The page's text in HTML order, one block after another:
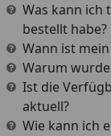
Was kann ich
bestellt habe?
Wann ist
Warum
Ist die
aktuell?
Wie kann ich